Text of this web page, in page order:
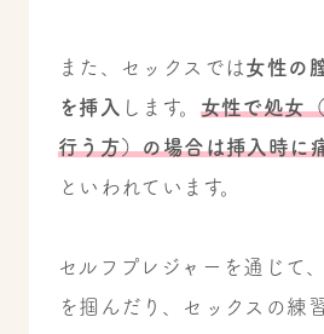
また、セックスでは女性の
を挿入 します。 女性で処女
行う方）の場合は挿入時に
といわれています。
セルフプレジャーを通じて
を掴んだり、セックスの練